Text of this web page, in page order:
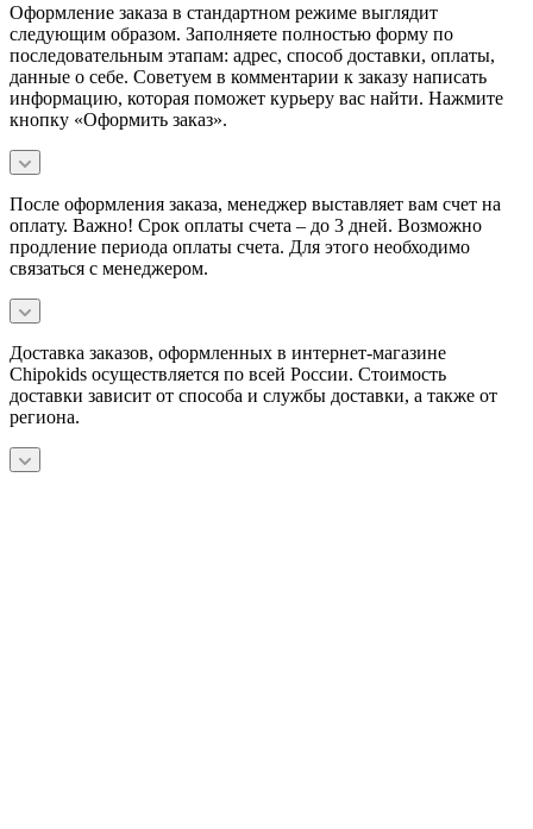
Оформление заказа в стандартном режиме выглядит
следующим образом. Заполняете полностью форму по
последовательным этапам: адрес, способ доставки, оплаты,
данные о себе. Советуем в комментарии к заказу написать
информацию, которая поможет курьеру вас найти. Нажмите
кнопку «Оформить заказ».
После оформления заказа, менеджер выставляет вам счет на
оплату. Важно! Срок оплаты счета – до 3 дней. Возможно
продление периода оплаты счета. Для этого необходимо
связаться с менеджером.
Доставка заказов, оформленных в интернет-магазине
Chipokids осуществляется по всей России. Стоимость
доставки зависит от способа и службы доставки, а также от
региона.